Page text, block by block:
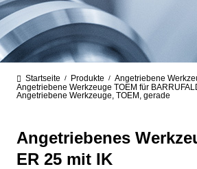
Startseite / Produkte / Angetriebene
Angetriebene Werkzeuge TOEM für
Angetriebene Werkzeuge, TOEM, gerade
Angetriebenes
ER 25 mit IK